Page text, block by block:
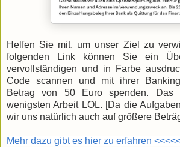
Helfen Sie mit, um unser Ziel zu
folgenden Link können Sie ein
vervollständigen und in Farbe
Code scannen und mit ihrer
Betrag von 50 Euro spenden.
wenigsten Arbeit LOL. [Da die
wir uns natürlich auch auf größere
Mehr dazu gibt es hier zu erfahren